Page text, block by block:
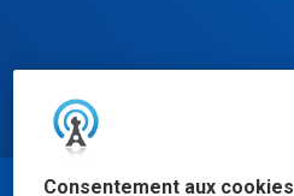
Consentement aux cookies